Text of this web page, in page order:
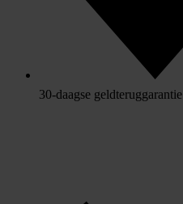
30-daagse geldteruggarantie